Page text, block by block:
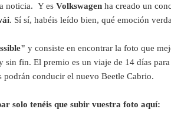
noticia. Y esVolkswagenha creado un
. Sí sí, habéis leído bien, qué emoción
y consiste en encontrar la foto que
fin. El premio es un viaje de 14 días
podrán conducir el nuevo Beetle Cabrio.
solo tenéis que subir vuestra foto aquí: